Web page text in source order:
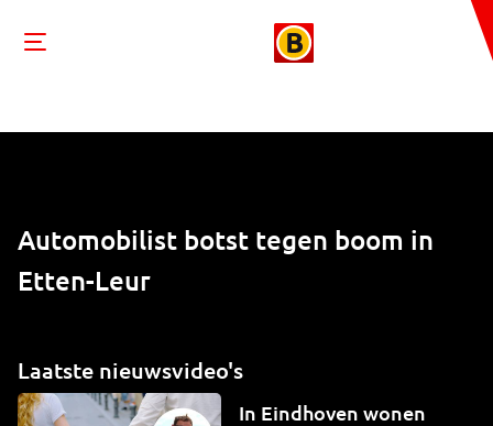
Automobilist botst tegen boom in
Etten-Leur
Laatste nieuwsvideo's
In Eindhoven wonen